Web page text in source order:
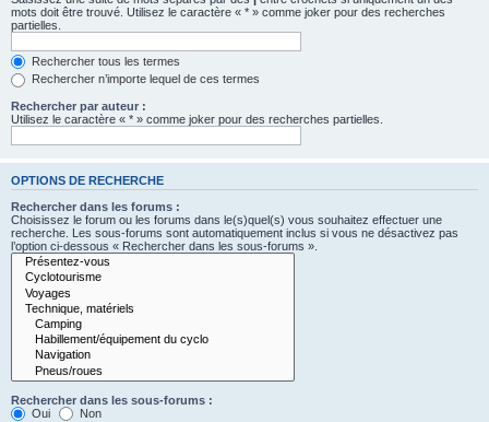
c
mots doit être trouvé. Utilisez le caractère « * » comme joker pour des recherches
partielles.
Rechercher tous les termes
Rechercher n’importe lequel de ces termes
Rechercher par auteur :
Utilisez le caractère « * » comme joker pour des recherches partielles.
OPTIONS DE RECHERCHE
Rechercher dans les forums :
Choisissez le forum ou les forums dans le(s)quel(s) vous souhaitez effectuer une
recherche. Les sous-forums sont automatiquement inclus si vous ne désactivez pas
l’option ci-dessous « Rechercher dans les sous-forums ».
Rechercher dans les sous-forums :
Oui
Non